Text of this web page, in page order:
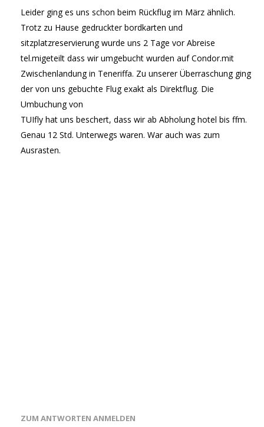
Leider ging es uns schon beim Rückflug im März ähnlich.
Trotz zu Hause gedruckter bordkarten und
sitzplatzreservierung wurde uns 2 Tage vor Abreise
tel.migeteilt dass wir umgebucht wurden auf Condor.mit
Zwischenlandung in Teneriffa. Zu unserer Überraschung ging
der von uns gebuchte Flug exakt als Direktflug. Die
Umbuchung von
TUIfly hat uns beschert, dass wir ab Abholung hotel bis ffm.
Genau 12 Std. Unterwegs waren. War auch was zum
Ausrasten.
ZUM ANTWORTEN ANMELDEN